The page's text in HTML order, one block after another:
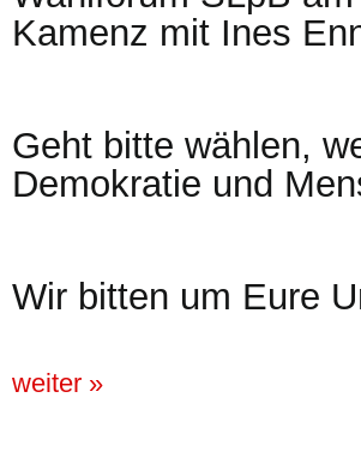
Kamenz mit Ines
Geht bitte wählen,
Demokratie und
Wir bitten um Eure
weiter »